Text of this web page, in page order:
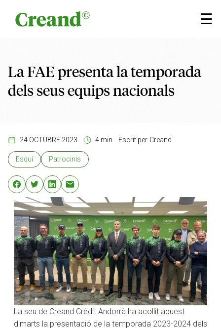
☰
×
La FAE presenta la temporada
dels seus equips nacionals
24 OCTUBRE 2023 4 min Escrit per Creand
Esquí Patrocinis
La seu de Creand Crèdit Andorrà ha acollit aquest
dimarts la presentació de la temporada 2023-2024 dels